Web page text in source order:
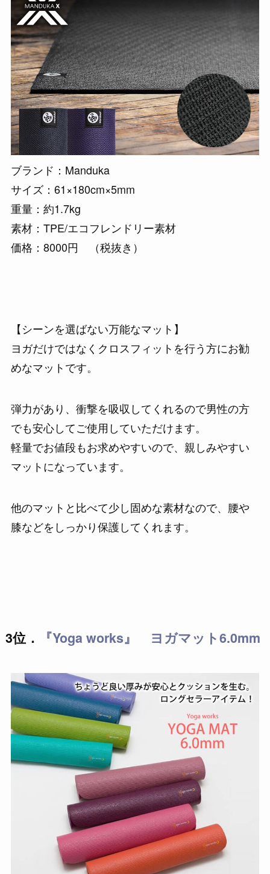
ブランド：Manduka
サイズ：61×180cm×5mm
重量：約1.7kg
素材：TPE/エコフレンドリー素材
価格：8000円 （税抜き）
【シーンを選ばない万能なマット】
ヨガだけではなくクロスフィットを行う方にお勧
めなマットです。
弾力があり、衝撃を吸収してくれるので男性の方
でも安心してご使用していただけます。
軽量でお値段もお求めやすいので、親しみやすい
マットになっています。
他のマットと比べて少し固めな素材なので、腰や
膝などをしっかり保護してくれます。
3位． 『Yoga works』 ヨガマット6.0mm